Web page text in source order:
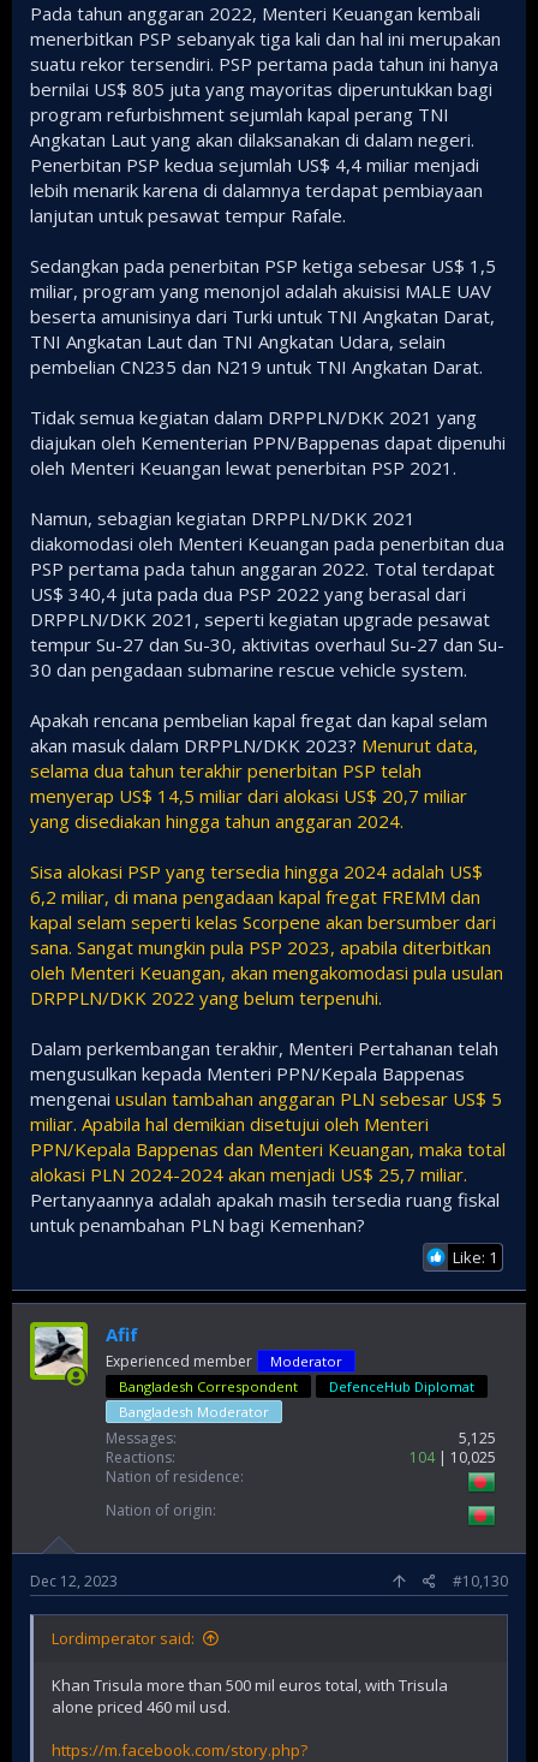
Pada tahun anggaran 2022, Menteri Keuangan kembali
menerbitkan PSP sebanyak tiga kali dan hal ini merupakan
suatu rekor tersendiri. PSP pertama pada tahun ini hanya
bernilai US$ 805 juta yang mayoritas diperuntukkan bagi
program refurbishment sejumlah kapal perang TNI
Angkatan Laut yang akan dilaksanakan di dalam negeri.
Penerbitan PSP kedua sejumlah US$ 4,4 miliar menjadi
lebih menarik karena di dalamnya terdapat pembiayaan
lanjutan untuk pesawat tempur Rafale.
Sedangkan pada penerbitan PSP ketiga sebesar US$ 1,5
miliar, program yang menonjol adalah akuisisi MALE UAV
beserta amunisinya dari Turki untuk TNI Angkatan Darat,
TNI Angkatan Laut dan TNI Angkatan Udara, selain
pembelian CN235 dan N219 untuk TNI Angkatan Darat.
Tidak semua kegiatan dalam DRPPLN/DKK 2021 yang
diajukan oleh Kementerian PPN/Bappenas dapat dipenuhi
oleh Menteri Keuangan lewat penerbitan PSP 2021.
Namun, sebagian kegiatan DRPPLN/DKK 2021
diakomodasi oleh Menteri Keuangan pada penerbitan dua
PSP pertama pada tahun anggaran 2022. Total terdapat
US$ 340,4 juta pada dua PSP 2022 yang berasal dari
DRPPLN/DKK 2021, seperti kegiatan upgrade pesawat
tempur Su-27 dan Su-30, aktivitas overhaul Su-27 dan Su-
30 dan pengadaan submarine rescue vehicle system.
Apakah rencana pembelian kapal fregat dan kapal selam
akan masuk dalam DRPPLN/DKK 2023? Menurut data,
selama dua tahun terakhir penerbitan PSP telah
menyerap US$ 14,5 miliar dari alokasi US$ 20,7 miliar
yang disediakan hingga tahun anggaran 2024.
Sisa alokasi PSP yang tersedia hingga 2024 adalah US$
6,2 miliar, di mana pengadaan kapal fregat FREMM dan
kapal selam seperti kelas Scorpene akan bersumber dari
sana. Sangat mungkin pula PSP 2023, apabila diterbitkan
oleh Menteri Keuangan, akan mengakomodasi pula usulan
DRPPLN/DKK 2022 yang belum terpenuhi.
Dalam perkembangan terakhir, Menteri Pertahanan telah
mengusulkan kepada Menteri PPN/Kepala Bappenas
mengenai usulan tambahan anggaran PLN sebesar US$ 5
miliar. Apabila hal demikian disetujui oleh Menteri
PPN/Kepala Bappenas dan Menteri Keuangan, maka total
alokasi PLN 2024-2024 akan menjadi US$ 25,7 miliar.
Pertanyaannya adalah apakah masih tersedia ruang fiskal
untuk penambahan PLN bagi Kemenhan?
Like: 1
Afif
Experienced member
Moderator
Bangladesh Correspondent
DefenceHub Diplomat
Bangladesh Moderator
Messages
5,125
Reactions
104
10,025
Nation of residence
Nation of origin
Dec 12, 2023 #10,130
Lordimperator said:
Khan Trisula more than 500 mil euros total, with Trisula
alone priced 460 mil usd.
https://m.facebook.com/story.php?